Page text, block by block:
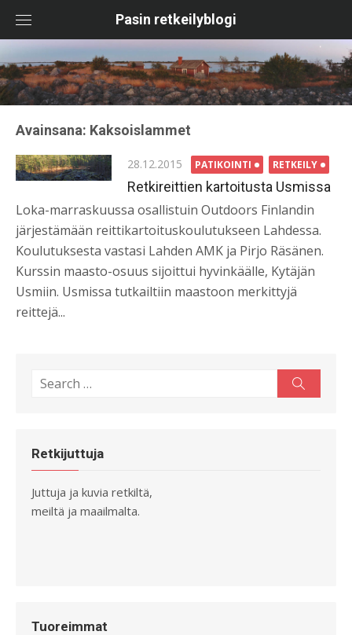
content
Pasin retkeilyblogi
Avainsana: Kaksoislammet
Posted
on
28.12.2015 PATIKOINTI RETKEILY
Retkireittien kartoitusta Usmissa
Loka-marraskuussa osallistuin Outdoors Finlandin
järjestämään reittikartoituskoulutukseen Lahdessa.
Koulutuksesta vastasi Lahden AMK ja Pirjo Räsänen.
Kurssin maasto-osuus sijoittui hyvinkäälle, Kytäjän
Usmiin. Usmissa tutkailtiin maastoon merkittyjä
reittejä...
Search
Retkijuttuja
Juttuja ja kuvia retkiltä,
meiltä ja maailmalta.
Tuoreimmat